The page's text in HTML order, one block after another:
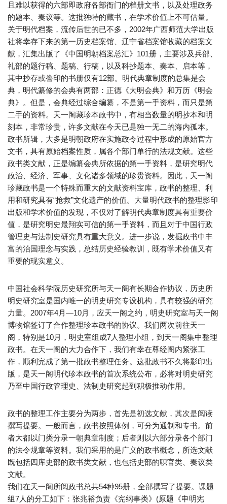
且难以获得的六部即政府各部衙门的档册文书，以及处理政务
的题本、奏议等。这批独特的藏书，在学术价值上不可估量。
关于明代档案，流传后世的已不多，2002年广西师范大学出版
社将幸存下来的第一历史档案馆、辽宁省档案馆收藏的档案文
献，汇集出版了《中国明朝档案总汇》101册，主要涉及兵部、
礼部的题行稿、题稿、行稿，以及科抄题本、奏本、启本等，
其中抄存或誊印的书册仅有12部。明代典章制度的总集是会
典，明代纂修的会典有两部：正德《大明会典》和万历《明会
典》。但是，会典经过综合编纂，不是第一手资料，而只是第
二手的资料。天一阁藏珍本政书中，有相当数量的明抄本和明
刻本，非常珍贵，许多文献在今天已是独一无二的海内孤本。
政书所辑，大多是明朝政府在实施政令过程中形成的原始官方
文书，具有原始档案性质，属各个部门单行的法规文献。这些
政书类文献，正是编纂会典所依据的第一手资料，是研究明代
政治、经济、军事、文化诸多领域的珍贵资料。因此，天一阁
珍藏政书是一个特殊而重大的文献资料宝库，政书的整理、利
用和研究具有“抢救”文化遗产的价值。大量明代政书的整理影印
出版和学术价值的发现，不仅对了解明代典章制度具有重要价
值，是研究明史最翔实可信的第一手资料，而且对于中国行政
管理史与法制史研究具有重大意义。进一步说，发掘政书中丰
富的治国理念与实践，总结历史经验教训，既有学术价值又有
重要的现实意义。
中国社会科学院历史研究所与天一阁有长期合作协议，历史所
明史研究室是国内唯一的明史研究专设机构，具有较强的研究
力量。2007年4月—10月，应天一阁之约，明史研究室与天一阁
博物馆签订了合作整理珍本政书的协议。我们两次前往天一
阁，特别是10月，明史室组成7人整理小组，到天一阁集中整理
政书。在天一阁的大力合作下，我们有幸在尊经阁内紧张工
作，顺利完成了第一批政书整理任务。这批政书不久将影印出
版，是天一阁明代珍本政书的首次系统公布，必将对明史研究
乃至中国行政管理史、法制史研究起到积极推动作用。
政书的整理工作主要分为两步，首先是初选文献，其次是阅读
撰写提要。一般而言，政书按照体例，可分为通制和专书。前
者大都以门类分录一朝典章制度；后者则以六部分录各个部门
的法令规章等资料。我们采用的是广义的政书概念，所选文献
既包括四库史部的政书类文献，也包括史部的职官类、奏议类
文献。
我们在天一阁所阅政书总共54种95册，全部撰写了提要。课题
组7人的分工如下：张兆裕负责《宪纲事类》(原题《申明宪